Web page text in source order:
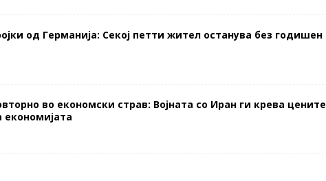
од Германија: Секој петти жител останува без годишен
во економски страв: Војната со Иран ги крева цените
економијата